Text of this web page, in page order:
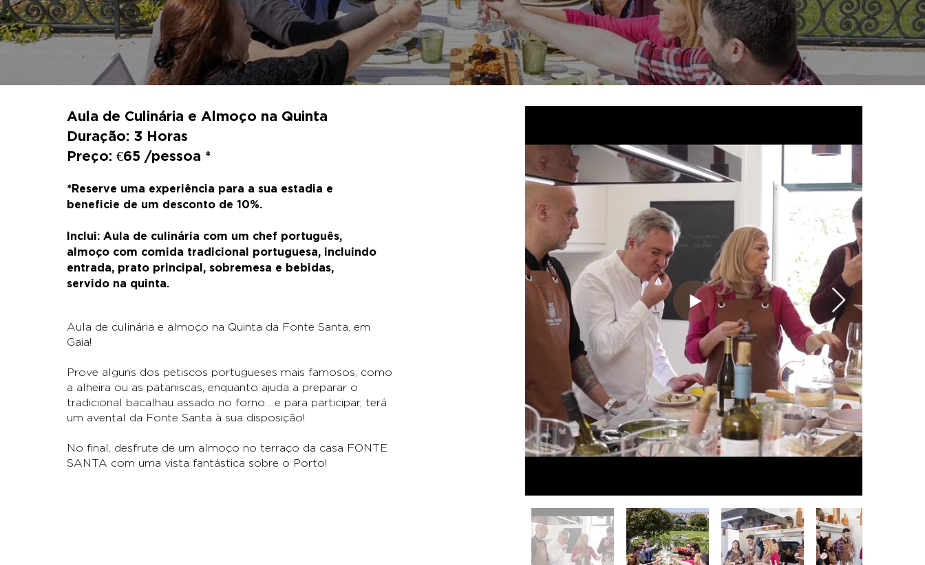
Aula de Culinária e Almoço na Quinta
Duração: 3 Horas
Preço: €65 /pessoa *
*Reserve uma experiência para a sua estadia e
beneficie de um desconto de 10%.
Inclui: Aula de culinária com um chef português,
almoço com comida tradicional portuguesa, incluindo
entrada, prato principal, sobremesa e bebidas,
servido na quinta.
Aula de culinária e almoço na Quinta da Fonte Santa, em
Gaia!
Prove alguns dos petiscos portugueses mais famosos, como
a alheira ou as pataniscas, enquanto ajuda a preparar o
tradicional bacalhau assado no forno... e para participar, terá
um avental da Fonte Santa à sua disposição!
No final, desfrute de um almoço no terraço da casa FONTE
SANTA com uma vista fantástica sobre o Porto!